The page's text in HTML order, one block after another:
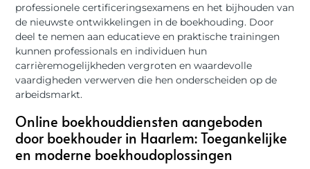
professionele certificeringsexamens en het bijhouden van
de nieuwste ontwikkelingen in de boekhouding. Door
deel te nemen aan educatieve en praktische trainingen
kunnen professionals en individuen hun
carrièremogelijkheden vergroten en waardevolle
vaardigheden verwerven die hen onderscheiden op de
arbeidsmarkt.
Online boekhouddiensten aangeboden
door boekhouder in Haarlem: Toegankelijke
en moderne boekhoudoplossingen